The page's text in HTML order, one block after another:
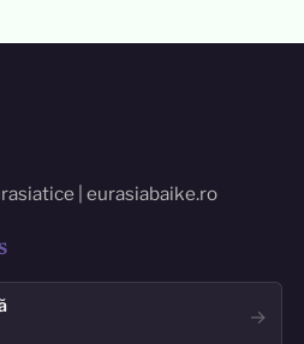
| eurasiabaike.ro
→